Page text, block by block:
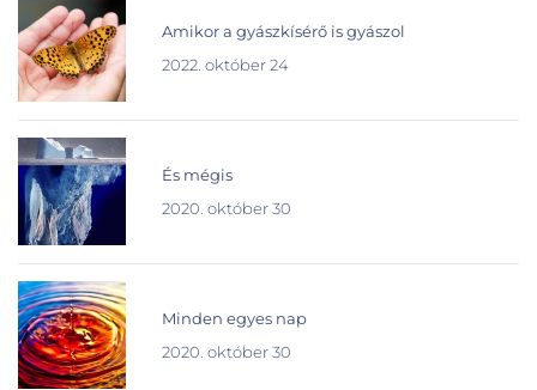
Amikor a gyászkísérő is gyászol
2022. október 24
És mégis
2020. október 30
Minden egyes nap
2020. október 30